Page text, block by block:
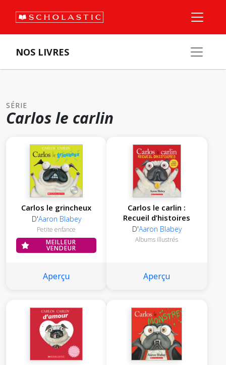
NOS LIVRES
SÉRIE
Carlos le carlin
Carlos le grincheux
D'Aaron Blabey
Petite enfance
MEILLEUR
VENDEUR
Aperçu
Carlos le carlin :
Recueil d’histoires
D'Aaron Blabey
Albums illustrés
Aperçu